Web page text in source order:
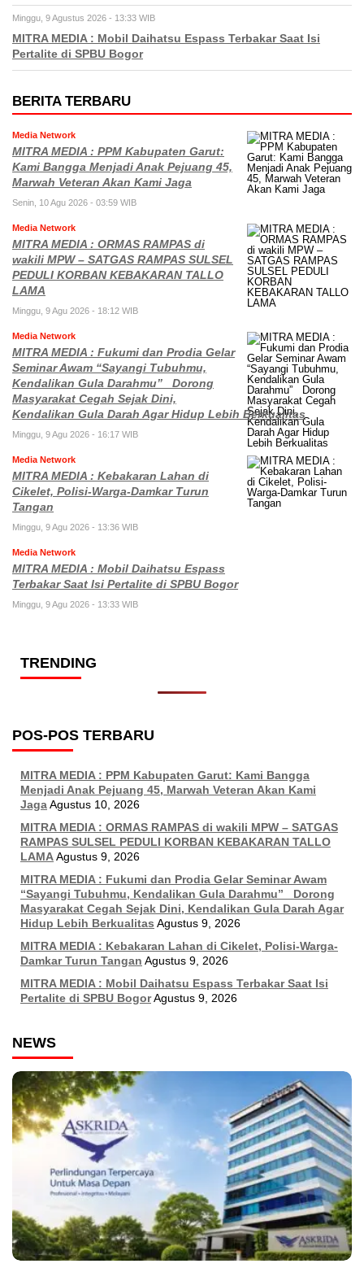
Minggu, 9 Agustus 2026 - 13:33 WIB
MITRA MEDIA : Mobil Daihatsu Espass Terbakar Saat Isi
Pertalite di SPBU Bogor
BERITA TERBARU
Media Network
MITRA MEDIA : PPM Kabupaten Garut:
Kami Bangga Menjadi Anak Pejuang 45,
Marwah Veteran Akan Kami Jaga
Senin, 10 Agu 2026 - 03:59 WIB
Media Network
MITRA MEDIA : ORMAS RAMPAS di
wakili MPW – SATGAS RAMPAS SULSEL
PEDULI KORBAN KEBAKARAN TALLO
LAMA
Minggu, 9 Agu 2026 - 18:12 WIB
Media Network
MITRA MEDIA : Fukumi dan Prodia Gelar
Seminar Awam “Sayangi Tubuhmu,
Kendalikan Gula Darahmu” Dorong
Masyarakat Cegah Sejak Dini,
Kendalikan Gula Darah Agar Hidup Lebih Berkualitas
Minggu, 9 Agu 2026 - 16:17 WIB
Media Network
MITRA MEDIA : Kebakaran Lahan di
Cikelet, Polisi-Warga-Damkar Turun
Tangan
Minggu, 9 Agu 2026 - 13:36 WIB
Media Network
MITRA MEDIA : Mobil Daihatsu Espass
Terbakar Saat Isi Pertalite di SPBU Bogor
Minggu, 9 Agu 2026 - 13:33 WIB
TRENDING
POS-POS TERBARU
MITRA MEDIA : PPM Kabupaten Garut: Kami Bangga
Menjadi Anak Pejuang 45, Marwah Veteran Akan Kami
JagaAgustus 10, 2026
MITRA MEDIA : ORMAS RAMPAS di wakili MPW – SATGAS
RAMPAS SULSEL PEDULI KORBAN KEBAKARAN TALLO
LAMAAgustus 9, 2026
MITRA MEDIA : Fukumi dan Prodia Gelar Seminar Awam
“Sayangi Tubuhmu, Kendalikan Gula Darahmu” Dorong
Masyarakat Cegah Sejak Dini, Kendalikan Gula Darah Agar
Hidup Lebih Berkualitas Agustus 9, 2026
MITRA MEDIA : Kebakaran Lahan di Cikelet, Polisi-Warga-
Damkar Turun Tangan Agustus 9, 2026
MITRA MEDIA : Mobil Daihatsu Espass Terbakar Saat Isi
Pertalite di SPBU BogorAgustus 9, 2026
NEWS